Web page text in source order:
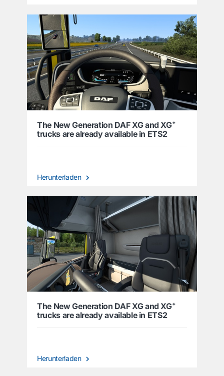
The New Generation DAF XG and XG⁺
trucks are already available in ETS2
Herunterladen
The New Generation DAF XG and XG⁺
trucks are already available in ETS2
Herunterladen